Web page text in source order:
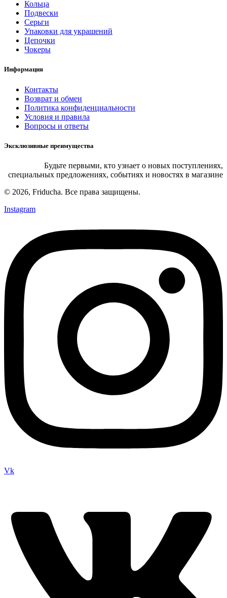
Кольца
Подвески
Серьги
Упаковки для украшений
Цепочки
Чокеры
Информация
Контакты
Возврат и обмен
Политика конфиденциальности
Условия и правила
Вопросы и ответы
Эксклюзивные преимущества
Будьте первыми, кто узнает о новых поступлениях,
специальных предложениях, событиях и новостях в магазине
© 2026, Friducha. Все права защищены.
Instagram
Vk